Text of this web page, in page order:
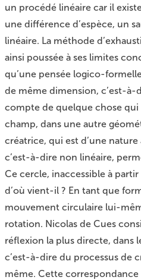
un procédé linéaire car il
une différence d’espèce, un
linéaire. La méthode
ainsi poussée à ses limites
qu’une pensée logico-
de même dimension, c’est-
compte de quelque chose qui
champ, dans une autre
créatrice, qui est d’une
c’est-à-dire non linéaire,
Ce cercle, inaccessible à
d’où vient-il ? En tant que
mouvement circulaire lui-
rotation. Nicolas de Cues
réflexion la plus directe, dans
c’est-à-dire du processus de
même. Cette